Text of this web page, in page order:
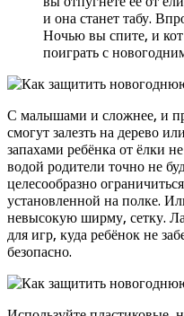
и она станет табу.
Ночью вы спите, и
поиграть с
С малышами и сложнее, и
смогут залезть на дерево
запахами ребёнка от ёлки
водой родители точно не
целесообразно
установленной на полке.
невысокую ширму, сетку.
для игр, куда ребёнок не
безопасно.